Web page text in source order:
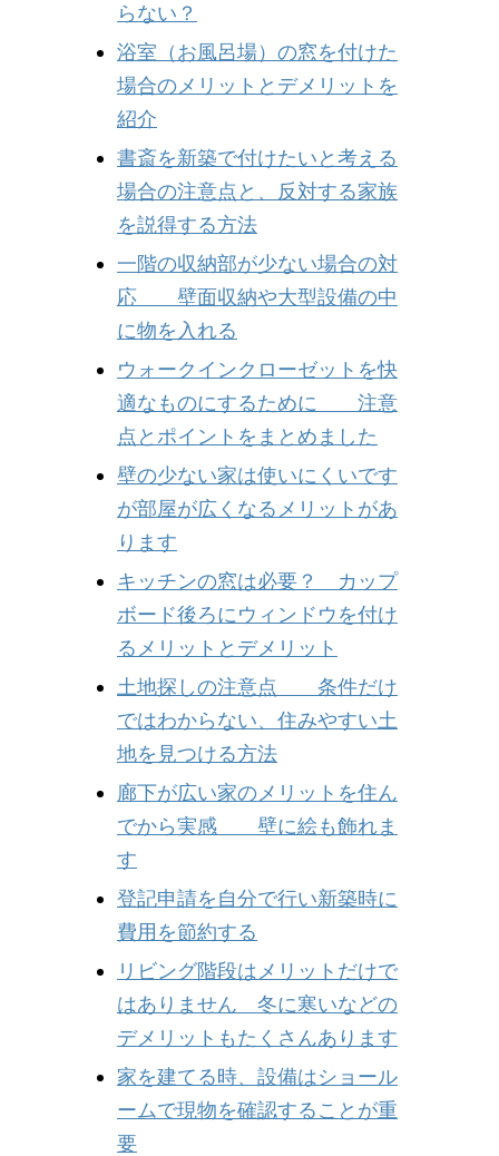
らない？
浴室（お風呂場）の窓を付けた
場合のメリットとデメリットを
紹介
書斎を新築で付けたいと考える
場合の注意点と、反対する家族
を説得する方法
一階の収納部が少ない場合の対
応 壁面収納や大型設備の中
に物を入れる
ウォークインクローゼットを快
適なものにするために 注意
点とポイントをまとめました
壁の少ない家は使いにくいです
が部屋が広くなるメリットがあ
ります
キッチンの窓は必要？ カップ
ボード後ろにウィンドウを付け
るメリットとデメリット
土地探しの注意点 条件だけ
ではわからない、住みやすい土
地を見つける方法
廊下が広い家のメリットを住ん
でから実感 壁に絵も飾れま
す
登記申請を自分で行い新築時に
費用を節約する
リビング階段はメリットだけで
はありません 冬に寒いなどの
デメリットもたくさんあります
家を建てる時、設備はショール
ームで現物を確認することが重
要